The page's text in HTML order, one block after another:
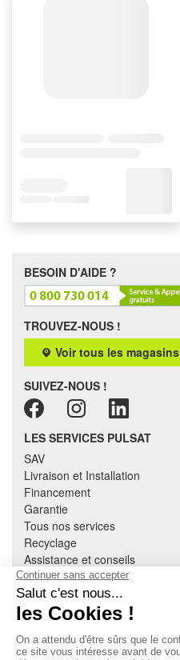
BESOIN D'AIDE ?
TROUVEZ-NOUS !
Voir tous les magasins
SUIVEZ-NOUS !
LES SERVICES PULSAT
SAV
Livraison et Installation
Financement
Garantie
Tous nos services
Recyclage
Assistance et conseils
Cuisine équipée
Literie
Nous contacter
À PROPOS